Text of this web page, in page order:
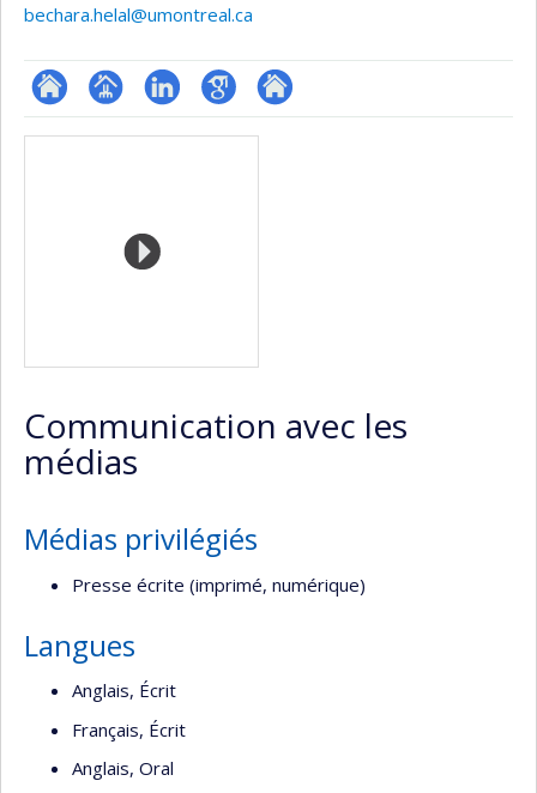
bechara.helal@umontreal.ca
ResearchGate
Page LinkedInGoogleAutre
Médias
Communication avec les
médias
Médias privilégiés
Presse écrite (imprimé, numérique)
Langues
Anglais, Écrit
Français, Écrit
Anglais, Oral